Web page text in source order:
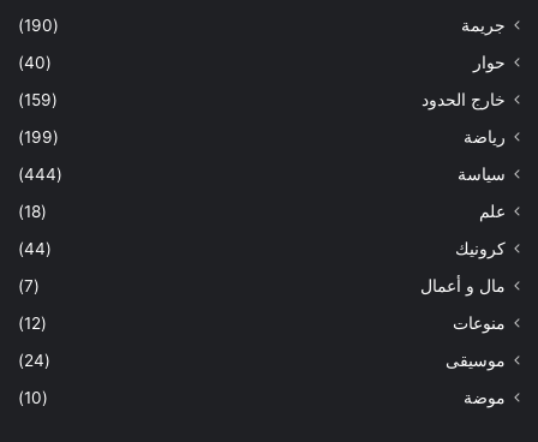
جريمة
(190)
حوار
(40)
خارج الحدود
(159)
رياضة
(199)
سياسة
(444)
علم
(18)
كرونيك
(44)
مال و أعمال
(7)
منوعات
(12)
موسيقى
(24)
موضة
(10)